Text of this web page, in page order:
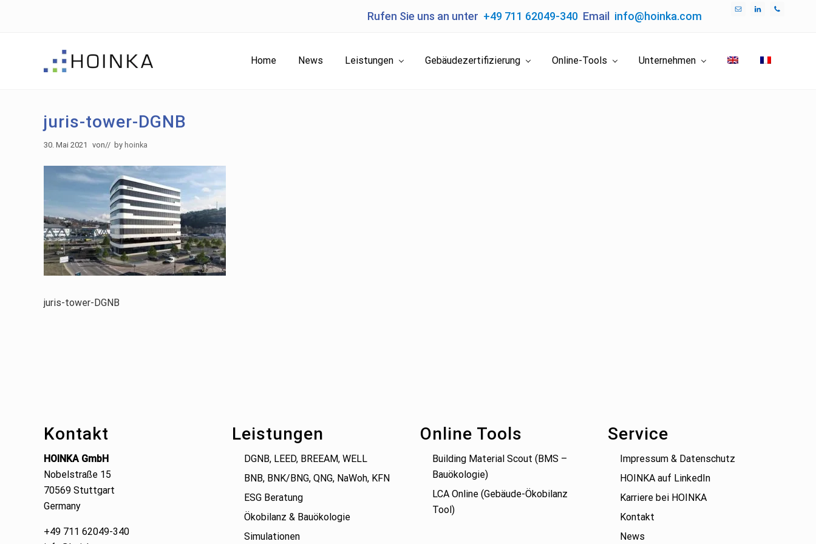
navigation
Rufen Sie uns an unter +49 711 62049-340 Email info@hoinka.com
Planen
Green
Home News Leistungen Gebäudezertifizierung Online-Tools Unternehmen
juris-tower-DGNB
30. Mai 2021 von// by hoinka
juris-tower-DGNB
Kontakt
HOINKA GmbH
Nobelstraße 15
70569 Stuttgart
Germany
+49 711 62049-340
Leistungen
DGNB, LEED, BREEAM, WELL
BNB, BNK/BNG, QNG, NaWoh, KFN
ESG Beratung
Ökobilanz & Bauökologie
Simulationen
Online Tools
Building Material Scout (BMS –
Bauökologie)
LCA Online (Gebäude-Ökobilanz
Tool)
Service
Impressum & Datenschutz
HOINKA auf LinkedIn
Karriere bei HOINKA
Kontakt
News